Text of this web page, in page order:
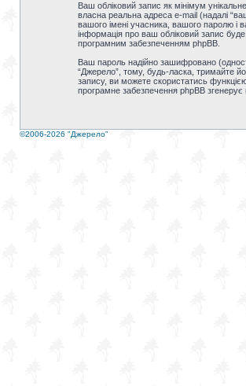
Ваш обліковий запис як мінімум
власна реальна адреса e-mail (надалі
вашого імені учасника, вашого паролю і
інформація про ваш обліковий запис
програмним забезпеченням phpBB.
Ваш пароль надійно зашифровано
“Джерело”, тому, будь-ласка, тримайте
запису, ви можете скористатись
програмне забезпечення phpBB
©2006-2026 "Джерело"